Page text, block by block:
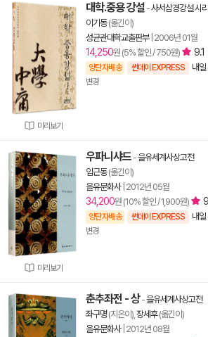
미리보기
대학.중용 강설 -사서삼경강설 시
이기동(옮긴이)
성균관대학교출판부| 2006년 01월
14,250원 (5% 할인 / 750원) 9.1
양탄자배송 썬데이 EXPRESS 내일
변경
미리보기
우파니샤드 -을유세계사상고전
임근동(옮긴이)
을유문화사| 2012년 05월
34,200원 (10% 할인 / 1,900원)
양탄자배송 썬데이 EXPRESS 내일
변경
춘추좌전 - 상-을유세계사상고전
좌구명(지은이), 장세후(옮긴이)
을유문화사| 2012년 08월